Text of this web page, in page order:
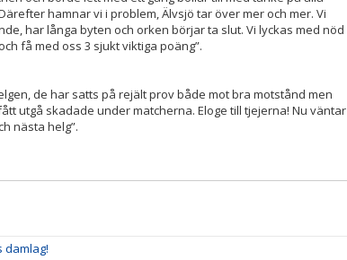
hamnar vi i problem, Älvsjö tar över mer och mer. Vi
har långa byten och orken börjar ta slut. Vi lyckas med nöd
få med oss 3 sjukt viktiga poäng”.
de har satts på rejält prov både mot bra motstånd men
utgå skadade under matcherna. Eloge till tjejerna! Nu väntar
nästa helg”.
damlag!